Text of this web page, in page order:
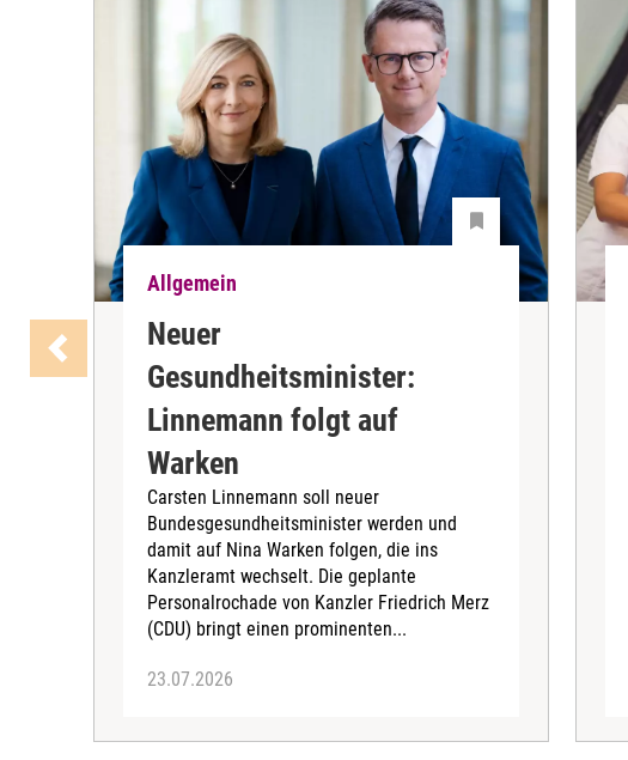
Allgemein
Neuer
Gesundheitsminister:
Linnemann folgt auf
Warken
Carsten Linnemann soll neuer
Bundesgesundheitsminister werden und
damit auf Nina Warken folgen, die ins
Kanzleramt wechselt. Die geplante
Personalrochade von Kanzler Friedrich Merz
(CDU) bringt einen prominenten...
23.07.2026